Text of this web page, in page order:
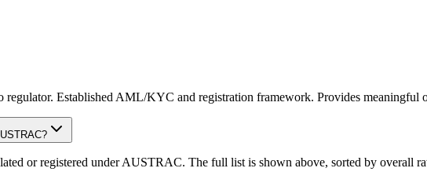
Established AML/KYC and registration framework. Provides meaningful
or registered under AUSTRAC. The full list is shown above, sorted by overall